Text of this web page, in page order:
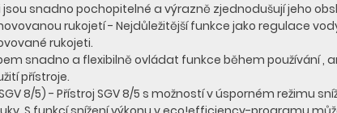
snadno pochopitelné a výrazně zjednodušují jeho
rukojetí - Nejdůležitější funkce jako regulace
rukojeti.
snadno a flexibilně ovládat funkce během používání ,
přístroje.
8/5) - Přístroj SGV 8/5 s možností v úsporném režimu